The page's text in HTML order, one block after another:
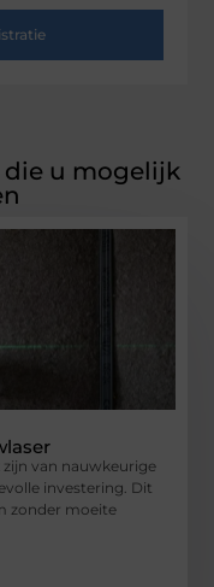
die u mogelijk
van nauwkeurige
investering. Dit
zonder moeite